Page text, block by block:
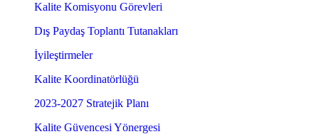
Kalite Komisyonu Görevleri
Dış Paydaş Toplantı Tutanakları
İyileştirmeler
Kalite Koordinatörlüğü
2023-2027 Stratejik Planı
Kalite Güvencesi Yönergesi